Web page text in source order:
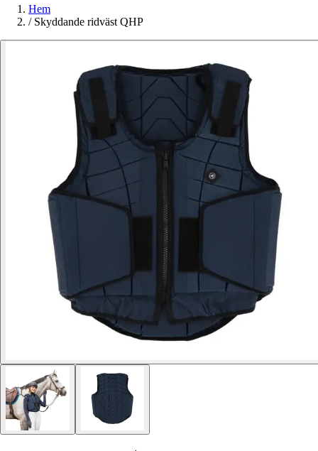
Hem
/ Skyddande ridväst QHP